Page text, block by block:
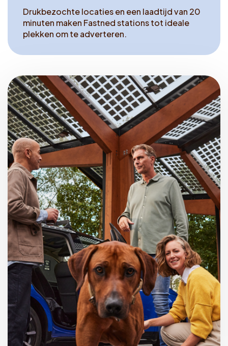
Dutch
Drukbezochte locaties en een laadtijd van 20
minuten maken Fastned stations tot ideale
plekken om te adverteren.